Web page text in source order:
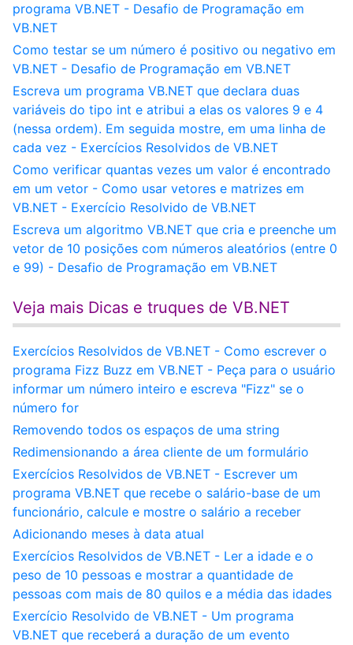
programa VB.NET - Desafio de Programação em
VB.NET
Como testar se um número é positivo ou negativo em
VB.NET - Desafio de Programação em VB.NET
Escreva um programa VB.NET que declara duas
variáveis do tipo int e atribui a elas os valores 9 e 4
(nessa ordem). Em seguida mostre, em uma linha de
cada vez - Exercícios Resolvidos de VB.NET
Como verificar quantas vezes um valor é encontrado
em um vetor - Como usar vetores e matrizes em
VB.NET - Exercício Resolvido de VB.NET
Escreva um algoritmo VB.NET que cria e preenche um
vetor de 10 posições com números aleatórios (entre 0
e 99) - Desafio de Programação em VB.NET
Veja mais Dicas e truques de VB.NET
Exercícios Resolvidos de VB.NET - Como escrever o
programa Fizz Buzz em VB.NET - Peça para o usuário
informar um número inteiro e escreva "Fizz" se o
número for
Removendo todos os espaços de uma string
Redimensionando a área cliente de um formulário
Exercícios Resolvidos de VB.NET - Escrever um
programa VB.NET que recebe o salário-base de um
funcionário, calcule e mostre o salário a receber
Adicionando meses à data atual
Exercícios Resolvidos de VB.NET - Ler a idade e o
peso de 10 pessoas e mostrar a quantidade de
pessoas com mais de 80 quilos e a média das idades
Exercício Resolvido de VB.NET - Um programa
VB.NET que receberá a duração de um evento